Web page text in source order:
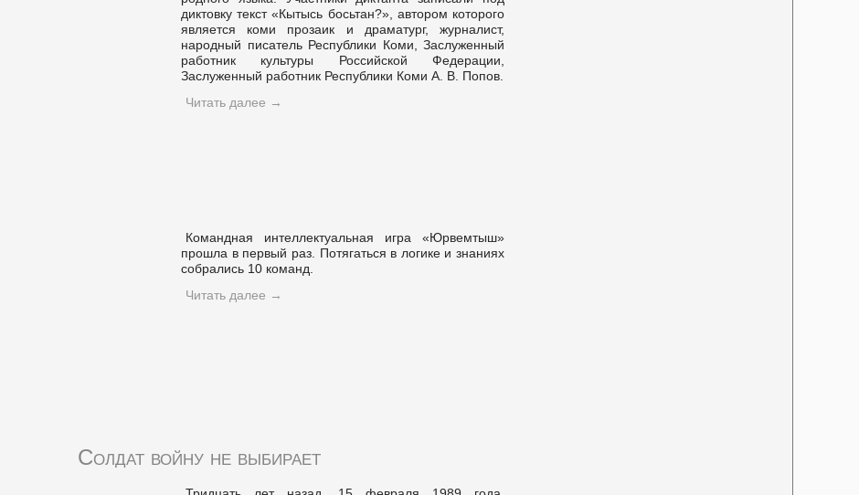
диктовку текст «Кытысь босьтан?», автором которого
является коми прозаик и драматург, журналист,
народный писатель Республики Коми, Заслуженный
работник культуры Российской Федерации,
Заслуженный работник Республики Коми А. В. Попов.
Читать далее →
Командная интеллектуальная игра «Юрвемтыш»
прошла в первый раз. Потягаться в логике и знаниях
собрались 10 команд.
Читать далее →
Солдат войну не выбирает